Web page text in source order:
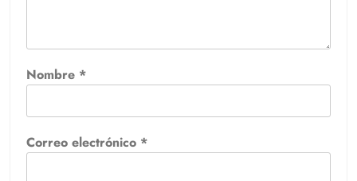
Nombre *
Correo electrónico *